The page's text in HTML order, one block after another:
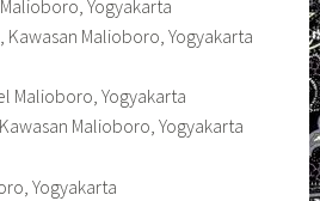
Yogyakarta
Kawasan Malioboro, Yogyakarta
Malioboro, Yogyakarta
Malioboro, Yogyakarta
Yogyakarta